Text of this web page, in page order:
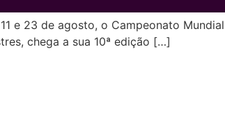
e 23 de agosto, o Campeonato
chega a sua 10ª edição […]